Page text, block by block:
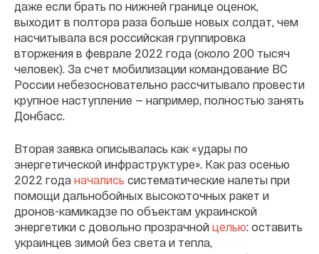
даже если брать по нижней границе оценок,
выходит в полтора раза больше новых солдат, чем
насчитывала вся российская группировка
вторжения в феврале 2022 года (около 200 тысяч
человек). За счет мобилизации командование ВС
России небезосновательно рассчитывало провести
крупное наступление — например, полностью занять
Донбасс.
Вторая заявка описывалась как «удары по
энергетической инфраструктуре». Как раз осенью
2022 года начались систематические налеты при
помощи дальнобойных высокоточных ракет и
дронов-камикадзе по объектам украинской
энергетики с довольно прозрачной целью: оставить
украинцев зимой без света и тепла,